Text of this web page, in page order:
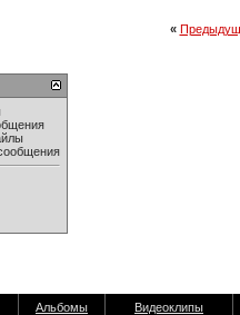
«
Альбомы Видеоклипы